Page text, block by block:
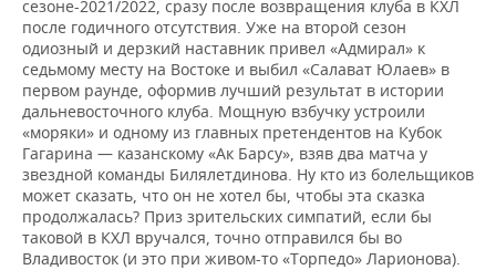
сезоне-2021/2022, сразу после возвращения клуба в КХЛ
после годичного отсутствия. Уже на второй сезон
одиозный и дерзкий наставник привел «Адмирал» к
седьмому месту на Востоке и выбил «Салават Юлаев» в
первом раунде, оформив лучший результат в истории
дальневосточного клуба. Мощную взбучку устроили
«моряки» и одному из главных претендентов на Кубок
Гагарина — казанскому «Ак Барсу», взяв два матча у
звездной команды Билялетдинова. Ну кто из болельщиков
может сказать, что он не хотел бы, чтобы эта сказка
продолжалась? Приз зрительских симпатий, если бы
таковой в КХЛ вручался, точно отправился бы во
Владивосток (и это при живом-то «Торпедо» Ларионова).